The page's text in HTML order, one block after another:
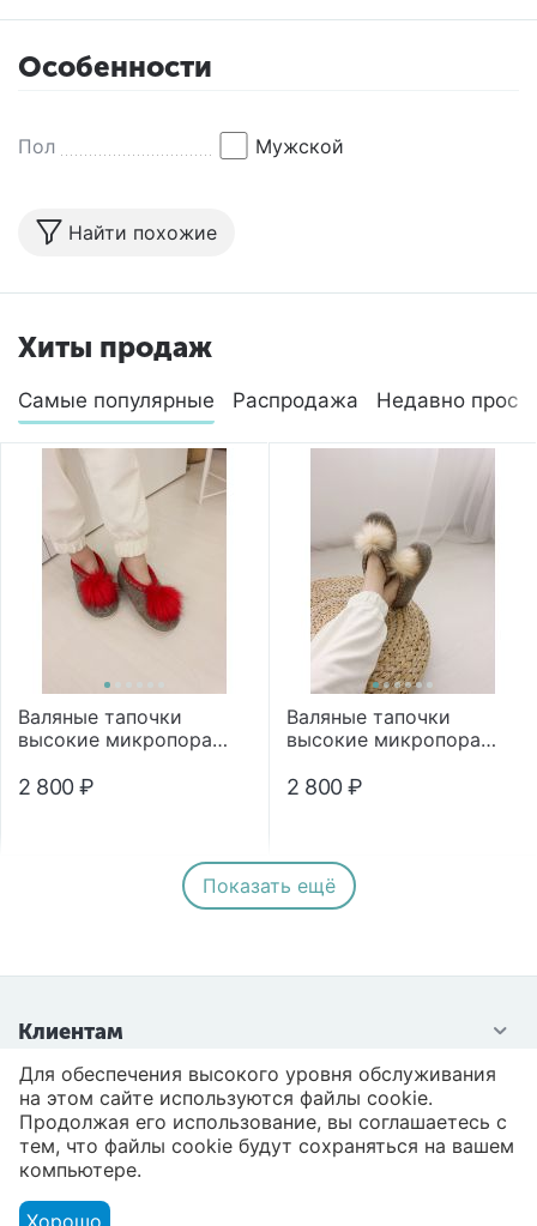
Особенности
Пол Мужской
Найти похожие
Хиты продаж
Самые популярные Распродажа Недавно
Валяные тапочки
высокие микропора
2 800 ₽
Валяные тапочки
высокие микропора
2 800 ₽
Показать ещё
Клиентам
Контакты
Для обеспечения высокого уровня обслуживания
на этом сайте используются файлы cookie.
Продолжая его использование, вы соглашаетесь с
тем, что файлы cookie будут сохраняться на вашем
компьютере.
Хорошо